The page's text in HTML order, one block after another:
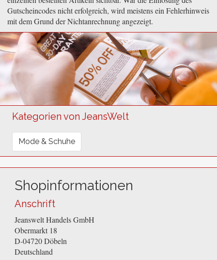
Gutscheincodes nicht erfolgreich, wird meistens ein Fehlerhinweis
mit dem Grund der Nichtanrechnung angezeigt.
Kategorien von JeansWelt
Mode & Schuhe
Shopinformationen
Anschrift
Jeanswelt Handels GmbH
Obermarkt 18
D-04720Döbeln
Deutschland